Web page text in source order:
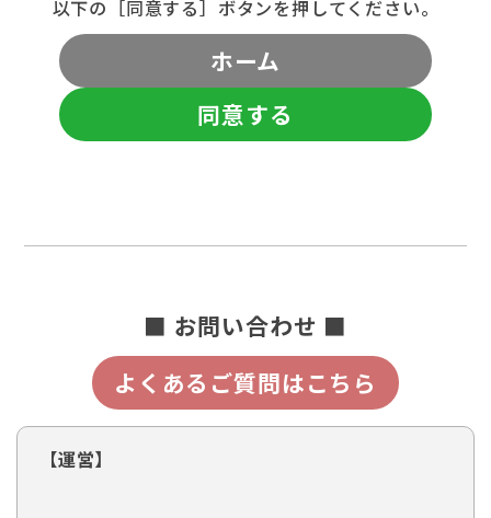
以下の［同意する］ボタンを押してください。
ホーム
同意する
■ お問い合わせ ■
よくあるご質問はこちら
【運営】